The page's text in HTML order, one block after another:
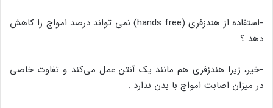
-استفاده از هندزفری (hands free) نمی تواند درصد امواج را کاهش
دهد ؟
-خیر، زیرا هندزفری هم مانند یک آنتن عمل می‌کند و تفاوت خاصی
در میزان اصابت امواج با بدن ندارد .